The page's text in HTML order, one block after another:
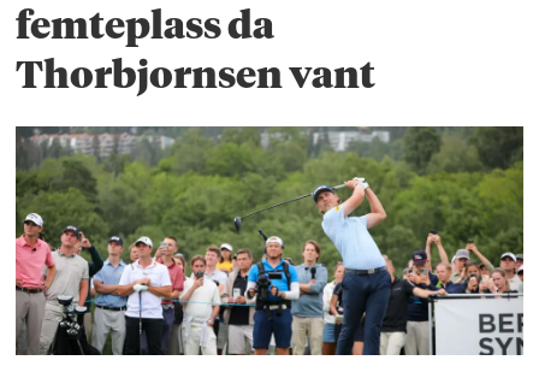
femteplass da
Thorbjornsen vant